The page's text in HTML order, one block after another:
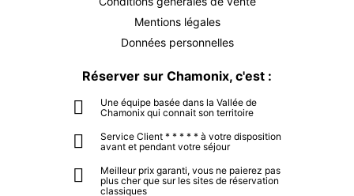
Mentions légales
Données personnelles
Réserver sur Chamonix, c'est :
Une équipe basée dans la Vallée de
Chamonix qui connait son territoire
Service Client * * * * * à votre disposition
avant et pendant votre séjour
Meilleur prix garanti, vous ne paierez pas
plus cher que sur les sites de réservation
classiques